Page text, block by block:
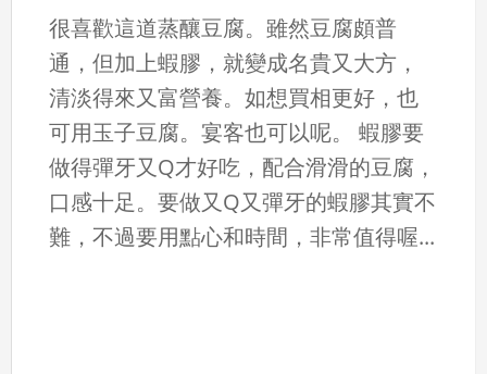
很喜歡這道蒸釀豆腐。雖然豆腐頗普
通，但加上蝦膠，就變成名貴又大方，
清淡得來又富營養。如想買相更好，也
可用玉子豆腐。宴客也可以呢。 蝦膠要
做得彈牙又Q才好吃，配合滑滑的豆腐，
口感十足。要做又Q又彈牙的蝦膠其實不
難，不過要用點心和時間，非常值得喔...